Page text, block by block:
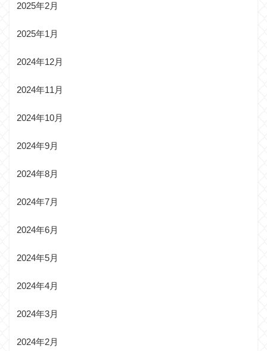
2025年2月
2025年1月
2024年12月
2024年11月
2024年10月
2024年9月
2024年8月
2024年7月
2024年6月
2024年5月
2024年4月
2024年3月
2024年2月